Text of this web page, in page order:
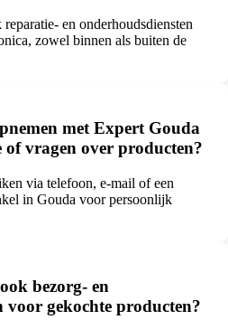
en onderhoudsdiensten
zowel binnen als buiten de
met Expert Gouda
vragen over producten?
via telefoon, e-mail of een
in Gouda voor persoonlijk
bezorg- en
voor gekochte producten?